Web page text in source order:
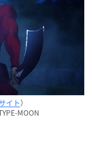
イト）
MOON